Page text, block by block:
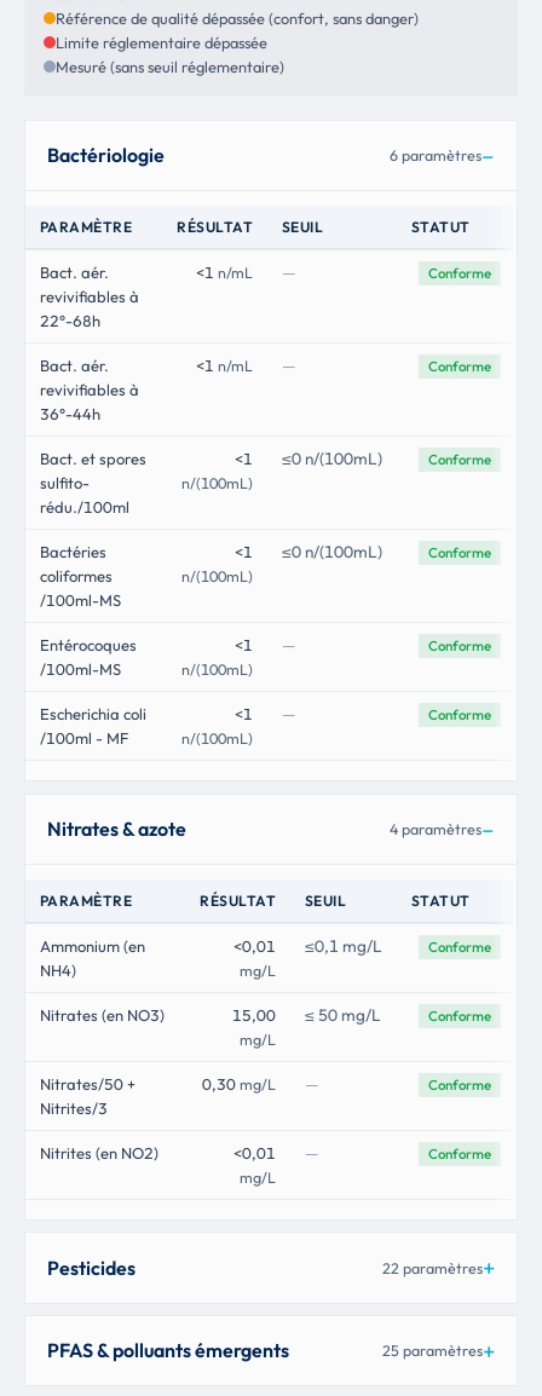
Référence de qualité dépassée (confort, sans danger)
Limite réglementaire dépassée
Mesuré (sans seuil réglementaire)
Bactériologie 6 paramètres
PARAMÈTRE RÉSULTAT SEUIL STATUT
Bact. aér.
revivifiables à
22°-68h
<1 n/mL — Conforme
Bact. aér.
revivifiables à
36°-44h
<1 n/mL — Conforme
Bact. et spores
sulfito-
rédu./100ml
<1
n/(100mL)
≤0 n/(100mL) Conforme
Bactéries
coliformes
/100ml-MS
<1
n/(100mL)
≤0 n/(100mL) Conforme
Entérocoques
/100ml-MS
<1
n/(100mL)
— Conforme
Escherichia coli
/100ml - MF
<1
n/(100mL)
— Conforme
Nitrates & azote 4 paramètres
PARAMÈTRE RÉSULTAT SEUIL STATUT
Ammonium (en
NH4)
<0,01
mg/L
≤0,1 mg/L Conforme
Nitrates (en NO3) 15,00
mg/L
≤ 50 mg/L Conforme
Nitrates/50 +
Nitrites/3
0,30 mg/L — Conforme
Nitrites (en NO2) <0,01
mg/L
— Conforme
Pesticides 22 paramètres
PFAS & polluants émergents 25 paramètres